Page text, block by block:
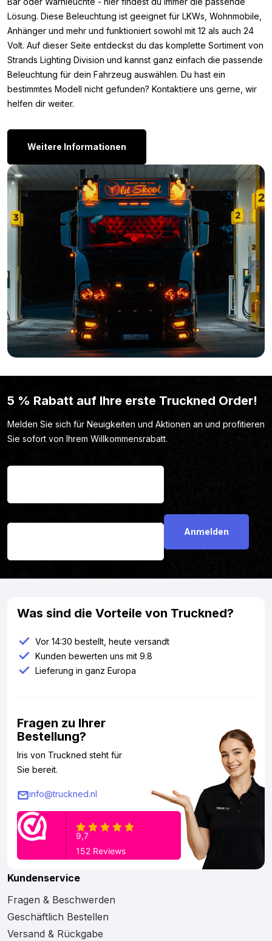
Abmessungen für dich aufgelistet. Der Strands Siberia XP HEAT
LED Arbeitsscheinwerfer mit 70W hat die folgenden
Abmessungen:
Höhe: 110,34 mm (119,17 mm inkl. Halterung)
Breite: 110,44 mm
Tiefe: 75,45 mm
Andere Versionen:
Bist du auf der Suche nach einer LED-Lampe aus der Strands
Siberia XP-Serie, aber die Strands Siberia XP HEAT 70W ist
nicht ganz das, was du suchst? Kein Problem! Die Siberia XP-
Serie umfasst mehrere Modelle, sodass du immer eine Lampe
findest, die zu deinen Wünschen passt. Unten findest du eine
Übersicht der anderen verfügbaren Optionen.
Siberia XP RED PANDA
Siberia XP RED FOX
Siberia XP QUBE
Zögerst du nach dem Betrachten aller Spezifikationen und
Fotos immer noch? Vielleicht, weil Form, Lichtleistung oder
Farbe des Siberia XP HEAT LED Arbeitsscheinwerfer 70W nicht
deinen Vorstellungen entsprechen? Dann schau dir hier das
komplette Sortiment von Strands an. Eventuell findest du dort
genau das Lampenmodell, nach dem du suchst.
Lösung. Diese Beleuchtung ist geeignet für LKWs, Wohnmobile,
Anhänger und mehr und funktioniert sowohl mit 12 als auch 24
Volt. Auf dieser Seite entdeckst du das komplette Sortiment von
Strands Lighting Division und kannst ganz einfach die passende
Beleuchtung für dein Fahrzeug auswählen. Du hast ein
bestimmtes Modell nicht gefunden? Kontaktiere uns gerne, wir
helfen dir weiter.
Weitere Informationen
5 % Rabatt auf Ihre erste Truckned Order!
Melden Sie sich für Neuigkeiten und Aktionen an und profitieren
Sie sofort von Ihrem Willkommensrabatt.
Was sind die Vorteile von Truckned?
Vor 14:30 bestellt, heute versandt
Kunden bewerten uns mit 9.8
Lieferung in ganz Europa
Fragen zu Ihrer
Bestellung?
Iris von Truckned steht für
Sie bereit.
info@truckned.nl
Kundenservice
Fragen & Beschwerden
Geschäftlich Bestellen
Versand & Rückgabe